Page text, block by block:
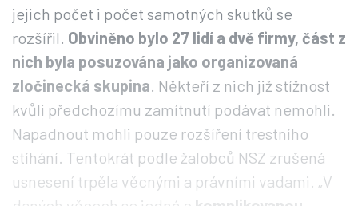
jejich počet i počet samotných skutků se
rozšířil. Obviněno bylo 27 lidí a dvě firmy, část z
nich byla posuzována jako organizovaná
zločinecká skupina. Někteří z nich již stížnost
kvůli předchozímu zamítnutí podávat nemohli.
Napadnout mohli pouze rozšíření trestního
stíhání. Tentokrát podle žalobců NSZ zrušená
usnesení trpěla věcnými a právními vadami. „V